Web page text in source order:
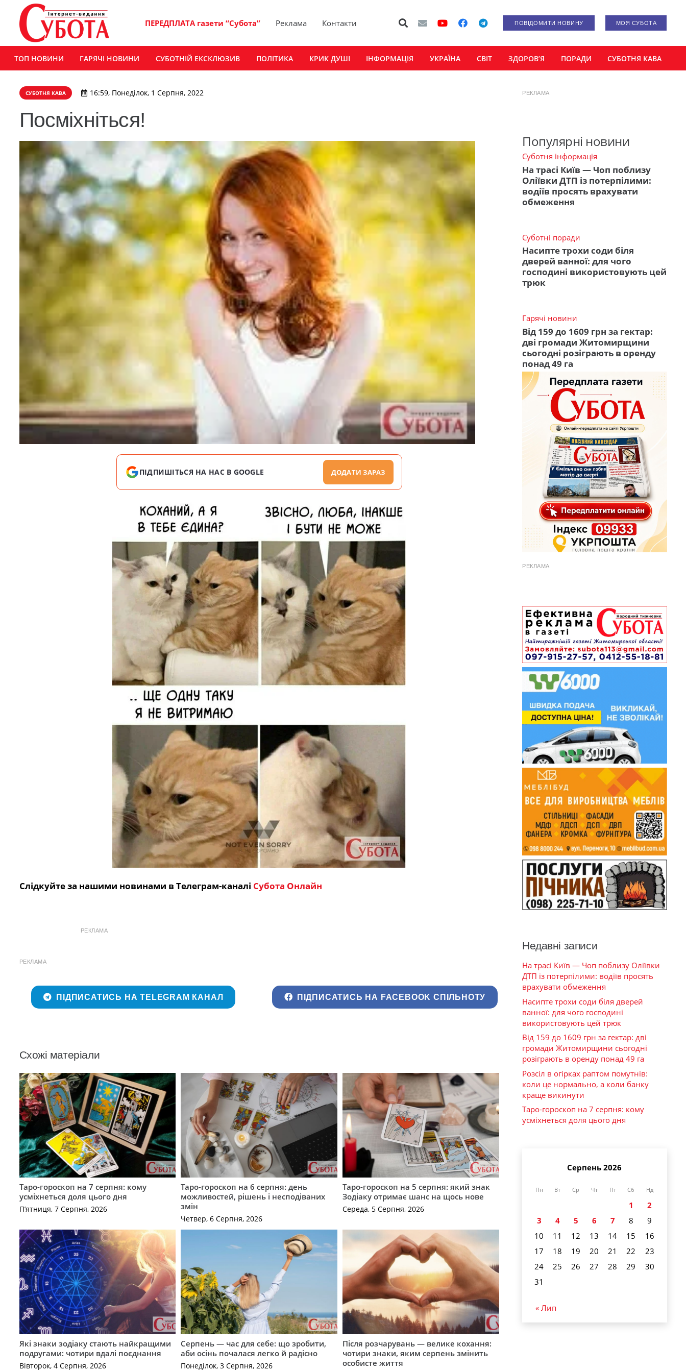
ПЕРЕДПЛАТА газети “Субота” Реклама Контакти ПОВІДОМИТИ НОВИНУ МОЯ СУБОТА
ТОП НОВИНИ ГАРЯЧІ НОВИНИ СУБОТНІЙ ЕКСКЛЮЗИВ ПОЛІТИКА КРИК ДУШІ ІНФОРМАЦІЯ УКРАЇНА СВІТ ЗДОРОВ’Я ПОРАДИ СУБОТНЯ КАВА
СУБОТНЯ КАВА 16:59, Понеділок, 1 Серпня, 2022
Посміхніться!
ПІДПИШІТЬСЯ НА НАС В GOOGLE ДОДАТИ ЗАРАЗ
Слідкуйте за нашими новинами в Телеграм-каналі Субота Онлайн
РЕКЛАМА
РЕКЛАМА
ПІДПИСАТИСЬ НА TELEGRAM КАНАЛ ПІДПИСАТИСЬ НА FACEBOOK СПІЛЬНОТУ
Схожі матеріали
Таро-гороскоп на 7 серпня: кому
усміхнеться доля цього дня
П’ятниця, 7 Серпня, 2026
Таро-гороскоп на 6 серпня: день
можливостей, рішень і несподіваних
змін
Четвер, 6 Серпня, 2026
Таро-гороскоп на 5 серпня: який знак
Зодіаку отримає шанс на щось нове
Середа, 5 Серпня, 2026
Які знаки зодіаку стають найкращими
подругами: чотири вдалі поєднання
Вівторок, 4 Серпня, 2026
Серпень — час для себе: що зробити,
аби осінь почалася легко й радісно
Понеділок, 3 Серпня, 2026
Після розчарувань — велике кохання:
чотири знаки, яким серпень змінить
особисте життя
РЕКЛАМА
Популярні новини
Суботня інформація
На трасі Київ — Чоп поблизу
Оліївки ДТП із потерпілими:
водіїв просять врахувати
обмеження
Суботні поради
Насипте трохи соди біля
дверей ванної: для чого
господині використовують цей
трюк
Гарячі новини
Від 159 до 1609 грн за гектар:
дві громади Житомирщини
сьогодні розіграють в оренду
понад 49 га
РЕКЛАМА
Недавні записи
На трасі Київ — Чоп поблизу Оліївки
ДТП із потерпілими: водіїв просять
врахувати обмеження
Насипте трохи соди біля дверей
ванної: для чого господині
використовують цей трюк
Від 159 до 1609 грн за гектар: дві
громади Житомирщини сьогодні
розіграють в оренду понад 49 га
Розсіл в огірках раптом помутнів:
коли це нормально, а коли банку
краще викинути
Таро-гороскоп на 7 серпня: кому
усміхнеться доля цього дня
Серпень 2026
Пн Вт Ср Чт Пт Сб Нд
1
2
3
4 5 6 7 8
9
10
11 12 13 14 15
16
17
18 19 20 21 22
23
24
25 26 27 28 29
30
31
« Лип